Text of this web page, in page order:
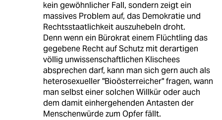
kein gewöhnlicher Fall, sondern zeigt ein
massives Problem auf, das Demokratie und
Rechtsstaatlichkeit auszuhebeln droht.
Denn wenn ein Bürokrat einem Flüchtling das
gegebene Recht auf Schutz mit derartigen
völlig unwissenschaftlichen Klischees
absprechen darf, kann man sich gern auch als
heterosexueller "Bioösterreicher" fragen, wann
man selbst einer solchen Willkür oder auch
dem damit einhergehenden Antasten der
Menschenwürde zum Opfer fällt.